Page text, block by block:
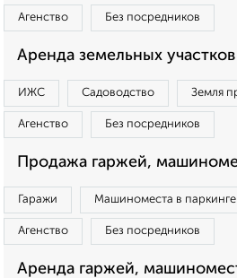
Агенство Без посредников
Аренда земельных
ИЖС Садоводство Земля
Агенство Без посредников
Продажа гаржей,
Гаражи Машиноместа в паркинге
Агенство Без посредников
Аренда гаржей,